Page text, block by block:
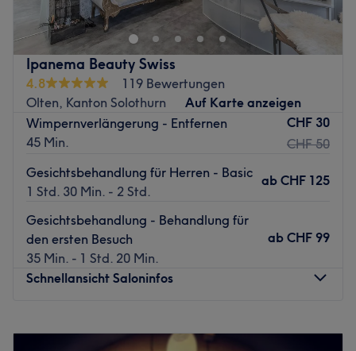
Ipanema Beauty Swiss
4.8
119 Bewertungen
Olten, Kanton Solothurn
Auf Karte anzeigen
Wimpernverlängerung - Entfernen
45 Min.
CHF 30
CHF 50
Gesichtsbehandlung für Herren - Basic
1 Std. 30 Min. - 2 Std.
ab CHF 125
Gesichtsbehandlung - Behandlung für
den ersten Besuch
35 Min. - 1 Std. 20 Min.
ab CHF 99
Schnellansicht Saloninfos